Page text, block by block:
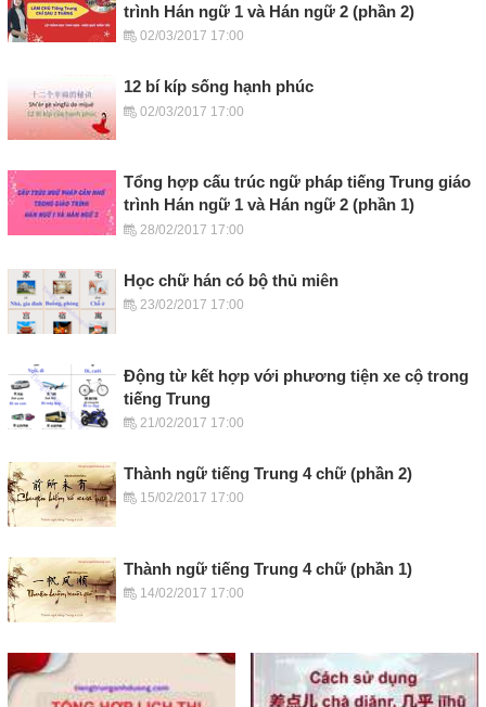
trình Hán ngữ 1 và Hán ngữ 2 (phần 2)
02/03/2017 17:00
12 bí kíp sống hạnh phúc
02/03/2017 17:00
Tổng hợp cấu trúc ngữ pháp tiếng Trung giáo
trình Hán ngữ 1 và Hán ngữ 2 (phần 1)
28/02/2017 17:00
Học chữ hán có bộ thủ miên
23/02/2017 17:00
Động từ kết hợp với phương tiện xe cộ trong
tiếng Trung
21/02/2017 17:00
Thành ngữ tiếng Trung 4 chữ (phần 2)
15/02/2017 17:00
Thành ngữ tiếng Trung 4 chữ (phần 1)
14/02/2017 17:00